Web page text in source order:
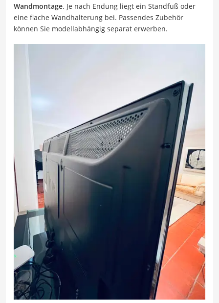
Wandmontage. Je nach Endung liegt ein Standfuß oder
eine flache Wandhalterung bei. Passendes Zubehör
können Sie modellabhängig separat erwerben.